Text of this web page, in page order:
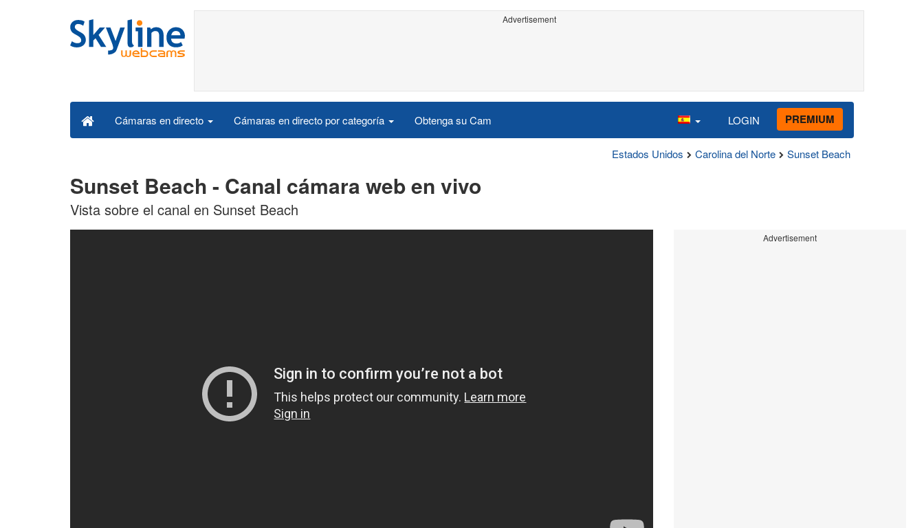
Advertisement
Cámaras en directo Cámaras en directo por categoría Obtenga su Cam LOGIN PREMIUM
Estados Unidos Carolina del Norte Sunset Beach
Sunset Beach - Canal cámara web en vivo
Vista sobre el canal en Sunset Beach
Advertisement